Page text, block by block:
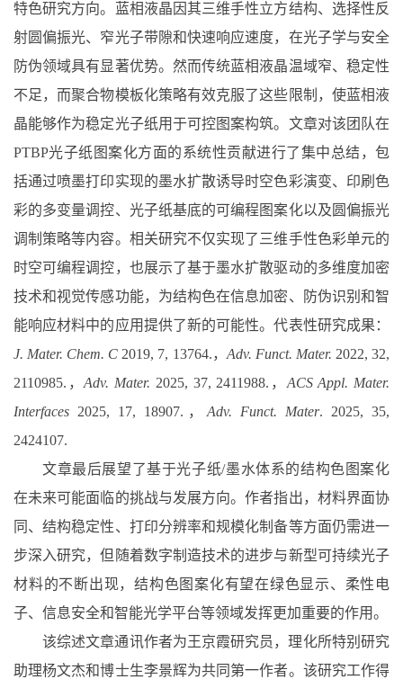
特色研究方向。蓝相液晶因其三维手性立方结构、选择性反
射圆偏振光、窄光子带隙和快速响应速度，在光子学与安全
防伪领域具有显著优势。然而传统蓝相液晶温域窄、稳定性
不足，而聚合物模板化策略有效克服了这些限制，使蓝相液
晶能够作为稳定光子纸用于可控图案构筑。文章对该团队在
PTBP光子纸图案化方面的系统性贡献进行了集中总结，包
括通过喷墨打印实现的墨水扩散诱导时空色彩演变、印刷色
彩的多变量调控、光子纸基底的可编程图案化以及圆偏振光
调制策略等内容。相关研究不仅实现了三维手性色彩单元的
时空可编程调控，也展示了基于墨水扩散驱动的多维度加密
技术和视觉传感功能，为结构色在信息加密、防伪识别和智
能响应材料中的应用提供了新的可能性。代表性研究成果：
J. Mater. Chem. C 2019, 7, 13764.， Adv. Funct. Mater. 2022, 32,
2110985. ，Adv. Mater. 2025, 37, 2411988. ， ACS Appl. Mater.
Interfaces 2025, 17, 18907. ， Adv. Funct. Mater. 2025, 35,
2424107.
文章最后展望了基于光子纸/墨水体系的结构色图案化
在未来可能面临的挑战与发展方向。作者指出，材料界面协
同、结构稳定性、打印分辨率和规模化制备等方面仍需进一
步深入研究，但随着数字制造技术的进步与新型可持续光子
材料的不断出现，结构色图案化有望在绿色显示、柔性电
子、信息安全和智能光学平台等领域发挥更加重要的作用。
该综述文章通讯作者为王京霞研究员，理化所特别研究
助理杨文杰和博士生李景辉为共同第一作者。该研究工作得